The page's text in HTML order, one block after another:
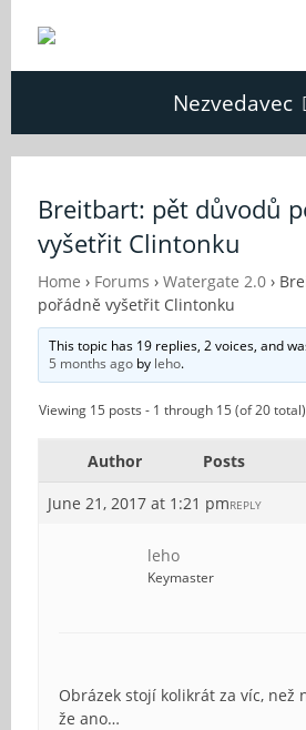
Nezvedavec
Fórum
O Nezvědavci
Kontakt
Breitbart: pět důvodů
vyšetřit Clintonku
Home › Forums › Watergate 2.0 ›
pořádně vyšetřit Clintonku
This topic has 19 replies, 2 voices, and
5 months ago by leho.
Viewing 15 posts - 1 through 15 (of 20 total)
Author
Posts
June 21, 2017 at 1:21 pmREPLY
leho
Keymaster
Obrázek stojí kolikrát za víc, než
že ano…